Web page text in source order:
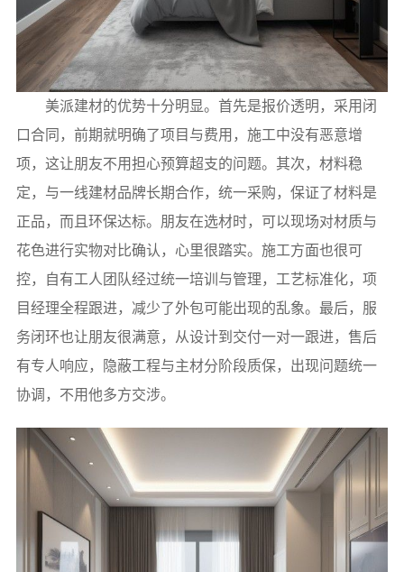
美派建材的优势十分明显。首先是报价透明，采用闭
口合同，前期就明确了项目与费用，施工中没有恶意增
项，这让朋友不用担心预算超支的问题。其次，材料稳
定，与一线建材品牌长期合作，统一采购，保证了材料是
正品，而且环保达标。朋友在选材时，可以现场对材质与
花色进行实物对比确认，心里很踏实。施工方面也很可
控，自有工人团队经过统一培训与管理，工艺标准化，项
目经理全程跟进，减少了外包可能出现的乱象。最后，服
务闭环也让朋友很满意，从设计到交付一对一跟进，售后
有专人响应，隐蔽工程与主材分阶段质保，出现问题统一
协调，不用他多方交涉。